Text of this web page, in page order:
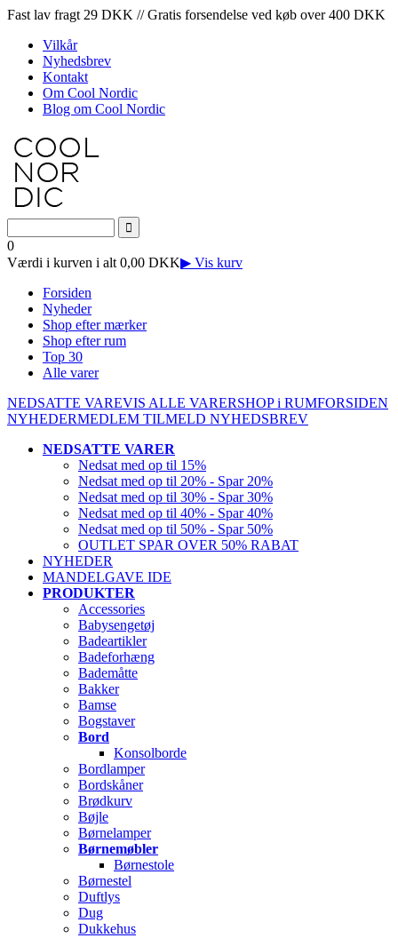
Fast lav fragt 29 DKK // Gratis forsendelse ved køb over 400 DKK
Vilkår
Nyhedsbrev
Kontakt
Om Cool Nordic
Blog om Cool Nordic
0
Værdi i kurven i alt 0,00 DKK▶ Vis kurv
Forsiden
Nyheder
Shop efter mærker
Shop efter rum
Top 30
Alle varer
NEDSATTE VAREVIS ALLE VARERSHOP i RUMFORSIDEN
NYHEDERMEDLEM TILMELD NYHEDSBREV
NEDSATTE VARER
Nedsat med op til 15%
Nedsat med op til 20% - Spar 20%
Nedsat med op til 30% - Spar 30%
Nedsat med op til 40% - Spar 40%
Nedsat med op til 50% - Spar 50%
OUTLET SPAR OVER 50% RABAT
NYHEDER
MANDELGAVE IDE
PRODUKTER
Accessories
Babysengetøj
Badeartikler
Badeforhæng
Bademåtte
Bakker
Bamse
Bogstaver
Bord
Konsolborde
Bordlamper
Bordskåner
Brødkurv
Bøjle
Børnelamper
Børnemøbler
Børnestole
Børnestel
Duftlys
Dug
Dukkehus